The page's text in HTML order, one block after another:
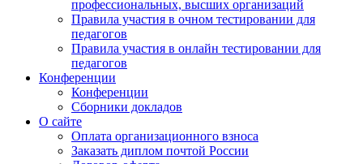
профессиональных, высших организаций
Правила участия в очном тестировании для
педагогов
Правила участия в онлайн тестировании для
педагогов
Конференции
Конференции
Сборники докладов
О сайте
Оплата организационного взноса
Заказать диплом почтой России